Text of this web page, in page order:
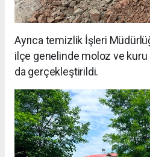
Ayrıca temizlik İşleri
ilçe genelinde moloz ve kuru
da gerçekleştirildi.